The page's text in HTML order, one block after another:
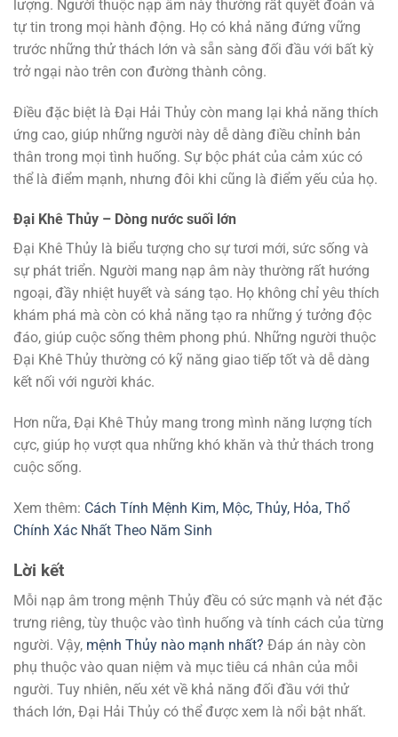
lượng. Người thuộc nạp âm này thường rất quyết đoán và
tự tin trong mọi hành động. Họ có khả năng đứng vững
trước những thử thách lớn và sẵn sàng đối đầu với bất kỳ
trở ngại nào trên con đường thành công.
Điều đặc biệt là Đại Hải Thủy còn mang lại khả năng thích
ứng cao, giúp những người này dễ dàng điều chỉnh bản
thân trong mọi tình huống. Sự bộc phát của cảm xúc có
thể là điểm mạnh, nhưng đôi khi cũng là điểm yếu của họ.
Đại Khê Thủy – Dòng nước suối lớn
Đại Khê Thủy là biểu tượng cho sự tươi mới, sức sống và
sự phát triển. Người mang nạp âm này thường rất hướng
ngoại, đầy nhiệt huyết và sáng tạo. Họ không chỉ yêu thích
khám phá mà còn có khả năng tạo ra những ý tưởng độc
đáo, giúp cuộc sống thêm phong phú. Những người thuộc
Đại Khê Thủy thường có kỹ năng giao tiếp tốt và dễ dàng
kết nối với người khác.
Hơn nữa, Đại Khê Thủy mang trong mình năng lượng tích
cực, giúp họ vượt qua những khó khăn và thử thách trong
cuộc sống.
Xem thêm: Cách Tính Mệnh Kim, Mộc, Thủy, Hỏa, Thổ
Chính Xác Nhất Theo Năm Sinh
Lời kết
Mỗi nạp âm trong mệnh Thủy đều có sức mạnh và nét đặc
trưng riêng, tùy thuộc vào tình huống và tính cách của từng
người. Vậy, mệnh Thủy nào mạnh nhất? Đáp án này còn
phụ thuộc vào quan niệm và mục tiêu cá nhân của mỗi
người. Tuy nhiên, nếu xét về khả năng đối đầu với thử
thách lớn, Đại Hải Thủy có thể được xem là nổi bật nhất.